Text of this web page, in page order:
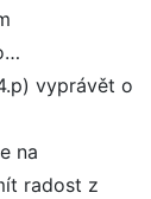
vyprávět o
na
radost z